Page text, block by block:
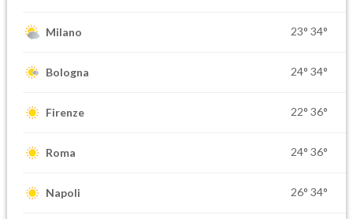
Milano 23° 34°
Bologna 24° 34°
Firenze 22° 36°
Roma 24° 36°
Napoli 26° 34°